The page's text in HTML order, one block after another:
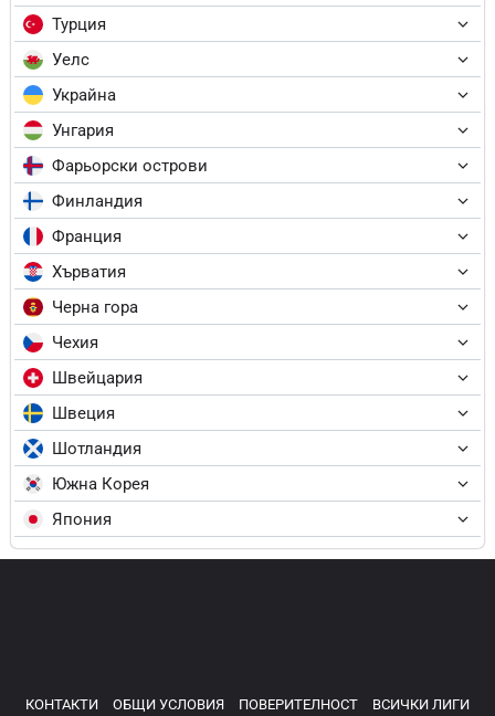
Турция
Уелс
Украйна
Унгария
Фарьорски острови
Финландия
Франция
Хърватия
Черна гора
Чехия
Швейцария
Швеция
Шотландия
Южна Корея
Япония
КОНТАКТИ ОБЩИ УСЛОВИЯ ПОВЕРИТЕЛНОСТ ВСИЧКИ ЛИГИ